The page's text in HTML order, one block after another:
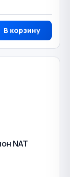
В корзину
NAT